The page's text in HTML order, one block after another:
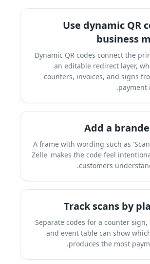
Use dynamic QR
business
Dynamic QR codes connect the
an editable redirect layer,
counters, invoices, and signs
payment
Add a
A frame with wording such as
Zelle' makes the code feel
customers
Track scans by
Separate codes for a counter sign,
and event table can show
produces the most